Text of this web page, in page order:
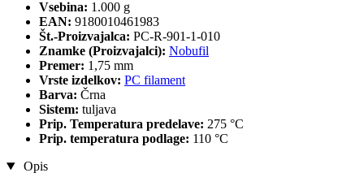
Vsebina: 1.000 g
EAN: 9180010461983
Št.-Proizvajalca: PC-R-901-1-010
Znamke (Proizvajalci): Nobufil
Premer: 1,75 mm
Vrste izdelkov: PC filament
Barva: Črna
Sistem: tuljava
Prip. Temperatura predelave: 275 °C
Prip. temperatura podlage: 110 °C
Opis